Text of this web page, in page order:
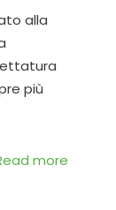
alla
più
more